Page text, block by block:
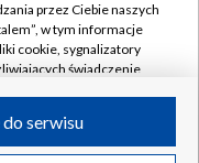
w likwidacji
przez Ciebie naszych
w tym informacje
cookie, sygnalizatory
świadczenie
serwisu